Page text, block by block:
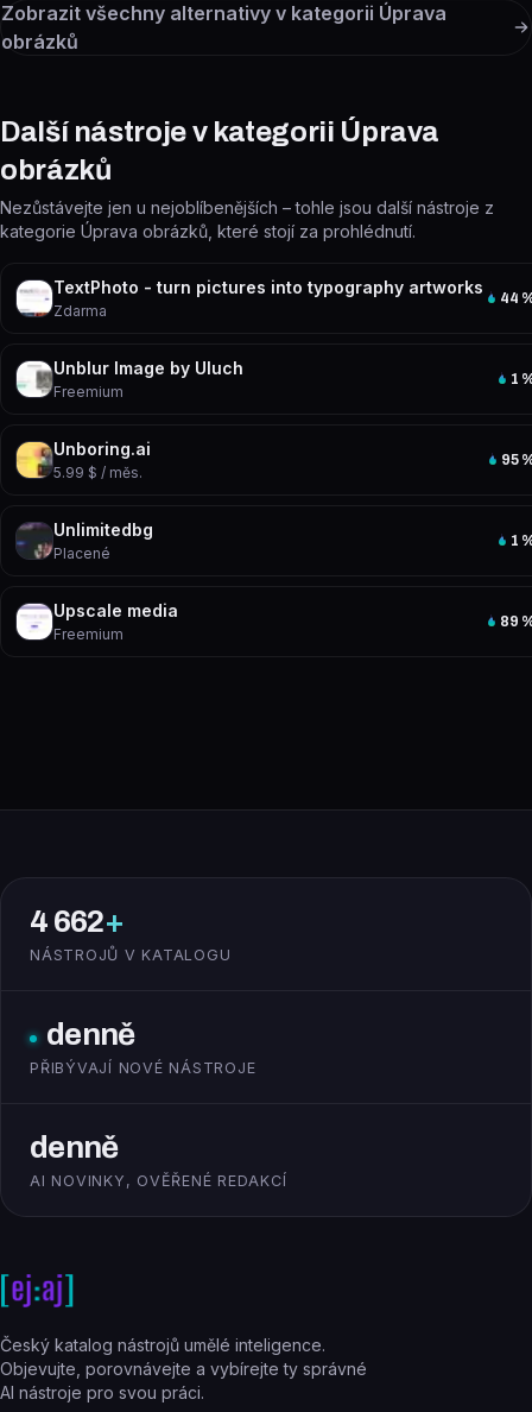
Zobrazit všechny alternativy v kategorii Úprava
obrázků
Další nástroje v kategorii Úprava
obrázků
Nezůstávejte jen u nejoblíbenějších – tohle jsou další nástroje z
kategorie Úprava obrázků, které stojí za prohlédnutí.
TextPhoto - turn pictures into typography artworks
Zdarma
44
Unblur Image by Uluch
Freemium
1
Unboring.ai
5.99 $ / měs.
95
Unlimitedbg
Placené
1
Upscale media
Freemium
89
4 662+
NÁSTROJŮ V KATALOGU
denně
PŘIBÝVAJÍ NOVÉ NÁSTROJE
denně
AI NOVINKY, OVĚŘENÉ REDAKCÍ
Český katalog nástrojů umělé inteligence.
Objevujte, porovnávejte a vybírejte ty správné
AI nástroje pro svou práci.